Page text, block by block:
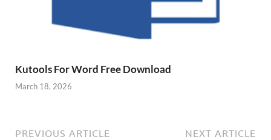
Kutools For Word Free Download
March 18, 2026
PREVIOUS ARTICLE NEXT ARTICLE